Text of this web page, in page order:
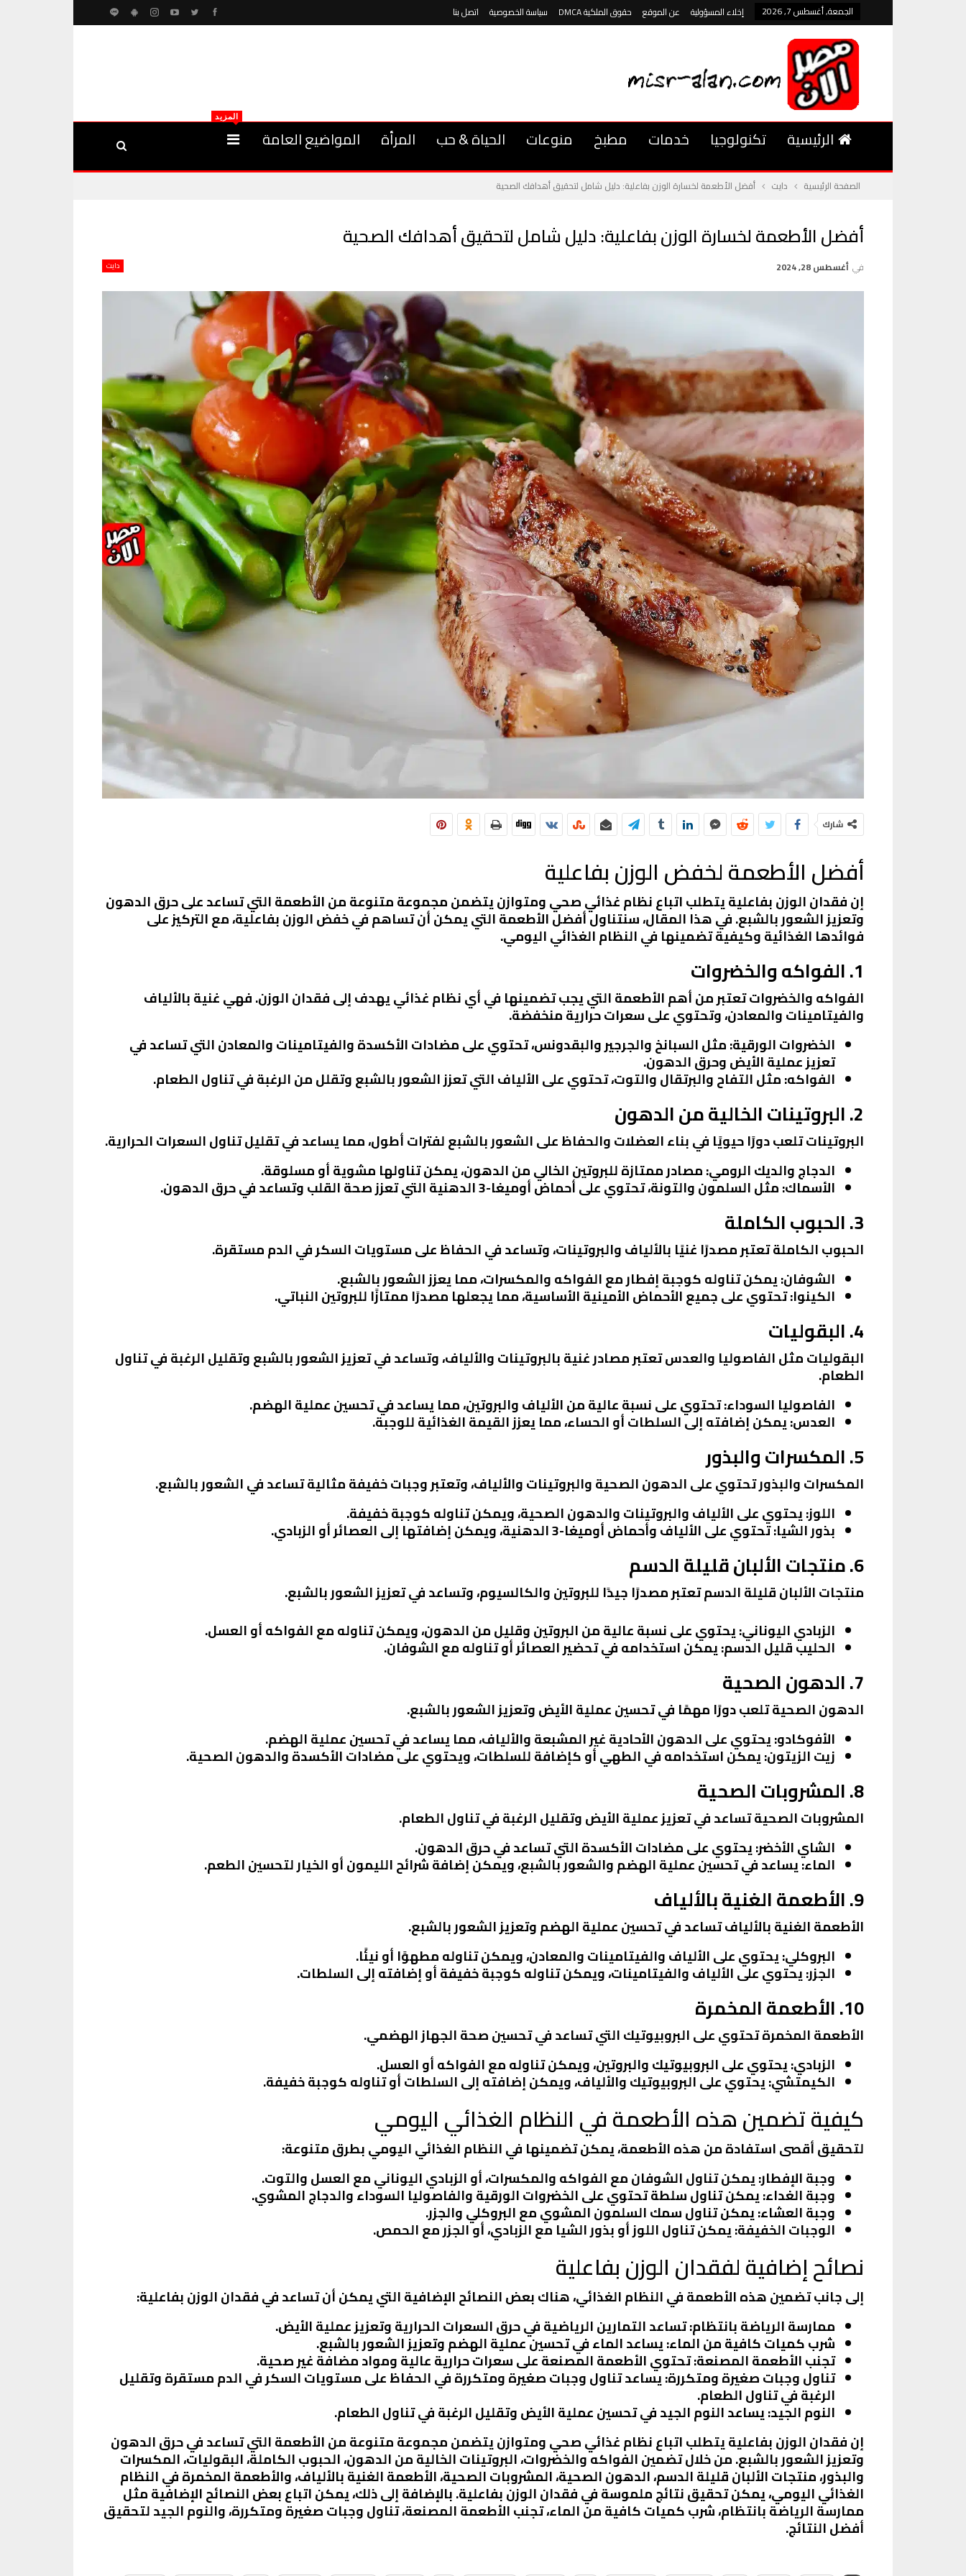
الجمعة, أغسطس 7, 2026 إخلاء المسؤولية عن الموقع حقوق الملكية DMCA سياسة الخصوصية اتصل بنا
الرئيسية تكنولوجيا خدمات مطبخ منوعات الحياة & حب المرأة المواضيع العامة
المزيد
الصفحة الرئيسية دايت أفضل الأطعمة لخسارة الوزن بفاعلية: دليل شامل لتحقيق أهدافك الصحية
أفضل الأطعمة لخسارة الوزن بفاعلية: دليل شامل لتحقيق أهدافك الصحية
دايت في أغسطس 28, 2024
شارك
أفضل الأطعمة لخفض الوزن بفاعلية
إن فقدان الوزن بفاعلية يتطلب اتباع نظام غذائي صحي ومتوازن يتضمن مجموعة متنوعة من الأطعمة التي تساعد على حرق الدهون
وتعزيز الشعور بالشبع. في هذا المقال، سنتناول أفضل الأطعمة التي يمكن أن تساهم في خفض الوزن بفاعلية، مع التركيز على
فوائدها الغذائية وكيفية تضمينها في النظام الغذائي اليومي.
1. الفواكه والخضروات
الفواكه والخضروات تعتبر من أهم الأطعمة التي يجب تضمينها في أي نظام غذائي يهدف إلى فقدان الوزن. فهي غنية بالألياف
والفيتامينات والمعادن، وتحتوي على سعرات حرارية منخفضة.
الخضروات الورقية: مثل السبانخ والجرجير والبقدونس، تحتوي على مضادات الأكسدة والفيتامينات والمعادن التي تساعد في
تعزيز عملية الأيض وحرق الدهون.
الفواكه: مثل التفاح والبرتقال والتوت، تحتوي على الألياف التي تعزز الشعور بالشبع وتقلل من الرغبة في تناول الطعام.
2. البروتينات الخالية من الدهون
البروتينات تلعب دورًا حيويًا في بناء العضلات والحفاظ على الشعور بالشبع لفترات أطول، مما يساعد في تقليل تناول السعرات الحرارية.
الدجاج والديك الرومي: مصادر ممتازة للبروتين الخالي من الدهون، يمكن تناولها مشوية أو مسلوقة.
الأسماك: مثل السلمون والتونة، تحتوي على أحماض أوميغا-3 الدهنية التي تعزز صحة القلب وتساعد في حرق الدهون.
3. الحبوب الكاملة
الحبوب الكاملة تعتبر مصدرًا غنيًا بالألياف والبروتينات، وتساعد في الحفاظ على مستويات السكر في الدم مستقرة.
الشوفان: يمكن تناوله كوجبة إفطار مع الفواكه والمكسرات، مما يعزز الشعور بالشبع.
الكينوا: تحتوي على جميع الأحماض الأمينية الأساسية، مما يجعلها مصدرًا ممتازًا للبروتين النباتي.
4. البقوليات
البقوليات مثل الفاصوليا والعدس تعتبر مصادر غنية بالبروتينات والألياف، وتساعد في تعزيز الشعور بالشبع وتقليل الرغبة في تناول
الطعام.
الفاصوليا السوداء: تحتوي على نسبة عالية من الألياف والبروتين، مما يساعد في تحسين عملية الهضم.
العدس: يمكن إضافته إلى السلطات أو الحساء، مما يعزز القيمة الغذائية للوجبة.
5. المكسرات والبذور
المكسرات والبذور تحتوي على الدهون الصحية والبروتينات والألياف، وتعتبر وجبات خفيفة مثالية تساعد في الشعور بالشبع.
اللوز: يحتوي على الألياف والبروتينات والدهون الصحية، ويمكن تناوله كوجبة خفيفة.
بذور الشيا: تحتوي على الألياف وأحماض أوميغا-3 الدهنية، ويمكن إضافتها إلى العصائر أو الزبادي.
6. منتجات الألبان قليلة الدسم
منتجات الألبان قليلة الدسم تعتبر مصدرًا جيدًا للبروتين والكالسيوم، وتساعد في تعزيز الشعور بالشبع.
الزبادي اليوناني: يحتوي على نسبة عالية من البروتين وقليل من الدهون، ويمكن تناوله مع الفواكه أو العسل.
الحليب قليل الدسم: يمكن استخدامه في تحضير العصائر أو تناوله مع الشوفان.
7. الدهون الصحية
الدهون الصحية تلعب دورًا مهمًا في تحسين عملية الأيض وتعزيز الشعور بالشبع.
الأفوكادو: يحتوي على الدهون الأحادية غير المشبعة والألياف، مما يساعد في تحسين عملية الهضم.
زيت الزيتون: يمكن استخدامه في الطهي أو كإضافة للسلطات، ويحتوي على مضادات الأكسدة والدهون الصحية.
8. المشروبات الصحية
المشروبات الصحية تساعد في تعزيز عملية الأيض وتقليل الرغبة في تناول الطعام.
الشاي الأخضر: يحتوي على مضادات الأكسدة التي تساعد في حرق الدهون.
الماء: يساعد في تحسين عملية الهضم والشعور بالشبع، ويمكن إضافة شرائح الليمون أو الخيار لتحسين الطعم.
9. الأطعمة الغنية بالألياف
الأطعمة الغنية بالألياف تساعد في تحسين عملية الهضم وتعزيز الشعور بالشبع.
البروكلي: يحتوي على الألياف والفيتامينات والمعادن، ويمكن تناوله مطهوًا أو نيئًا.
الجزر: يحتوي على الألياف والفيتامينات، ويمكن تناوله كوجبة خفيفة أو إضافته إلى السلطات.
10. الأطعمة المخمرة
الأطعمة المخمرة تحتوي على البروبيوتيك التي تساعد في تحسين صحة الجهاز الهضمي.
الزبادي: يحتوي على البروبيوتيك والبروتين، ويمكن تناوله مع الفواكه أو العسل.
الكيمتشي: يحتوي على البروبيوتيك والألياف، ويمكن إضافته إلى السلطات أو تناوله كوجبة خفيفة.
كيفية تضمين هذه الأطعمة في النظام الغذائي اليومي
لتحقيق أقصى استفادة من هذه الأطعمة، يمكن تضمينها في النظام الغذائي اليومي بطرق متنوعة:
وجبة الإفطار: يمكن تناول الشوفان مع الفواكه والمكسرات، أو الزبادي اليوناني مع العسل والتوت.
وجبة الغداء: يمكن تناول سلطة تحتوي على الخضروات الورقية والفاصوليا السوداء والدجاج المشوي.
وجبة العشاء: يمكن تناول سمك السلمون المشوي مع البروكلي والجزر.
الوجبات الخفيفة: يمكن تناول اللوز أو بذور الشيا مع الزبادي، أو الجزر مع الحمص.
نصائح إضافية لفقدان الوزن بفاعلية
إلى جانب تضمين هذه الأطعمة في النظام الغذائي، هناك بعض النصائح الإضافية التي يمكن أن تساعد في فقدان الوزن بفاعلية:
ممارسة الرياضة بانتظام: تساعد التمارين الرياضية في حرق السعرات الحرارية وتعزيز عملية الأيض.
شرب كميات كافية من الماء: يساعد الماء في تحسين عملية الهضم وتعزيز الشعور بالشبع.
تجنب الأطعمة المصنعة: تحتوي الأطعمة المصنعة على سعرات حرارية عالية ومواد مضافة غير صحية.
تناول وجبات صغيرة ومتكررة: يساعد تناول وجبات صغيرة ومتكررة في الحفاظ على مستويات السكر في الدم مستقرة وتقليل
الرغبة في تناول الطعام.
النوم الجيد: يساعد النوم الجيد في تحسين عملية الأيض وتقليل الرغبة في تناول الطعام.
إن فقدان الوزن بفاعلية يتطلب اتباع نظام غذائي صحي ومتوازن يتضمن مجموعة متنوعة من الأطعمة التي تساعد في حرق الدهون
وتعزيز الشعور بالشبع. من خلال تضمين الفواكه والخضروات، البروتينات الخالية من الدهون، الحبوب الكاملة، البقوليات، المكسرات
والبذور، منتجات الألبان قليلة الدسم، الدهون الصحية، المشروبات الصحية، الأطعمة الغنية بالألياف، والأطعمة المخمرة في النظام
الغذائي اليومي، يمكن تحقيق نتائج ملموسة في فقدان الوزن بفاعلية. بالإضافة إلى ذلك، يمكن اتباع بعض النصائح الإضافية مثل
ممارسة الرياضة بانتظام، شرب كميات كافية من الماء، تجنب الأطعمة المصنعة، تناول وجبات صغيرة ومتكررة، والنوم الجيد لتحقيق
أفضل النتائج.